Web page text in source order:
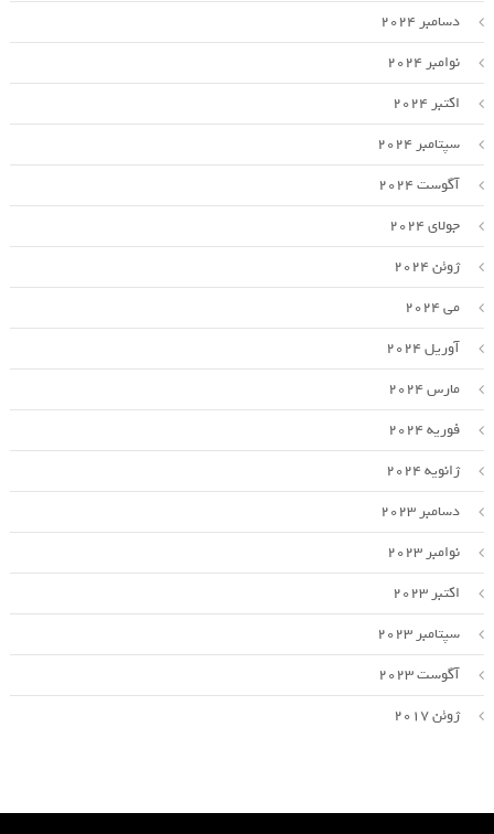
دسامبر 2024
نوامبر 2024
اکتبر 2024
سپتامبر 2024
آگوست 2024
جولای 2024
ژوئن 2024
می 2024
آوریل 2024
مارس 2024
فوریه 2024
ژانویه 2024
دسامبر 2023
نوامبر 2023
اکتبر 2023
سپتامبر 2023
آگوست 2023
ژوئن 2017